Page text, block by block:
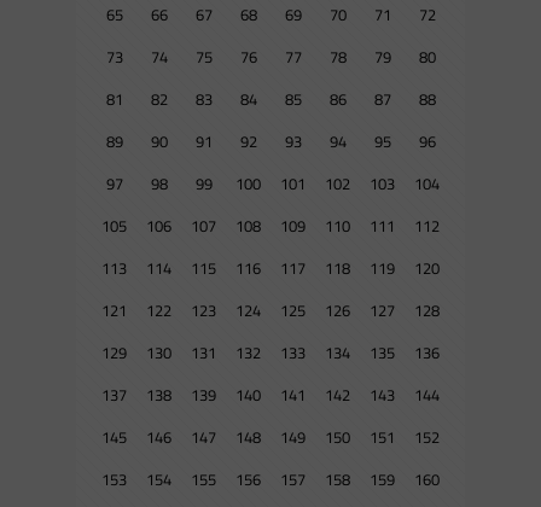
65
66 67 68 69 70 71
72
73
74 75 76 77 78 79
80
81
82 83 84 85 86 87
88
89
90 91 92 93 94 95
96
97
98 99 100 101 102 103
104
105
106 107 108 109 110 111
112
113
114 115 116 117 118 119
120
121
122 123 124 125 126 127
128
129
130 131 132 133 134 135
136
137
138 139 140 141 142 143
144
145
146 147 148 149 150 151
152
153
154 155 156 157 158 159
160